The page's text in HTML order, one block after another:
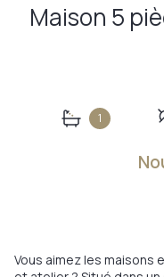
Maison 5 pièce(s) 4 chambre(s)
1
Vous aimez les maisons